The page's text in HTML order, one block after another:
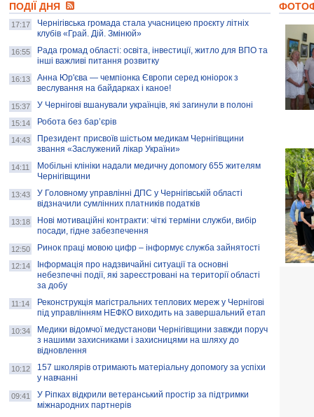
колекцію про війну, емоції та тварин
AB InBev Efes Україна підтримала
навчальний проєкт "Молодіжна бізнес-
школа", спрямований на розвиток
підприємництва у Чернігівській області
Золота тварина: видання Forbes
написало про чернігівця Патрона: хто і
скільки на ньому заробляє? І куди
витрачають?
ПОДІЇ ДНЯ
17:17
Чернігівська громада стала учасницею проєкту літніх
клубів «Грай. Дій. Змінюй»
16:55
Рада громад області: освіта, інвестиції, житло для ВПО та
інші важливі питання розвитку
16:13
Анна Юр'єва — чемпіонка Європи серед юніорок з
веслування на байдарках і каное!
15:37 У Чернігові вшанували українців, які загинули в полоні
15:14 Робота без бар’єрів
14:43
Президент присвоїв шістьом медикам Чернігівщини
звання «Заслужений лікар України»
14:11
Мобільні клініки надали медичну допомогу 655 жителям
Чернігівщини
13:43
У Головному управлінні ДПС у Чернігівській області
відзначили сумлінних платників податків
13:18
Нові мотиваційні контракти: чіткі терміни служби, вибір
посади, гідне забезпечення
12:50 Ринок праці мовою цифр – інформує служба зайнятості
12:14
Інформація про надзвичайні ситуації та основні
небезпечні події, які зареєстровані на території області
за добу
11:14
Реконструкція магістральних теплових мереж у Чернігові
під управлінням НЕФКО виходить на завершальний етап
10:34
Медики відомчої медустанови Чернігівщини завжди поруч
з нашими захисниками і захисницями на шляху до
відновлення
10:12
157 школярів отримають матеріальну допомогу за успіхи
у навчанні
09:41
У Ріпках відкрили ветеранський простір за підтримки
міжнародних партнерів